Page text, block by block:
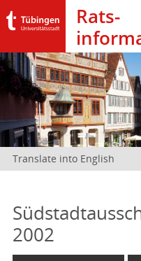
Rats­
Translate into English
2002